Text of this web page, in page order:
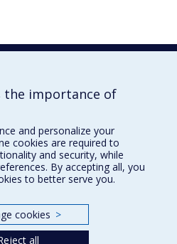
et d'architecture de
the importance of
and personalize your
cookies are required to
and security, while
By accepting all, you
to better serve you.
cookies >
all